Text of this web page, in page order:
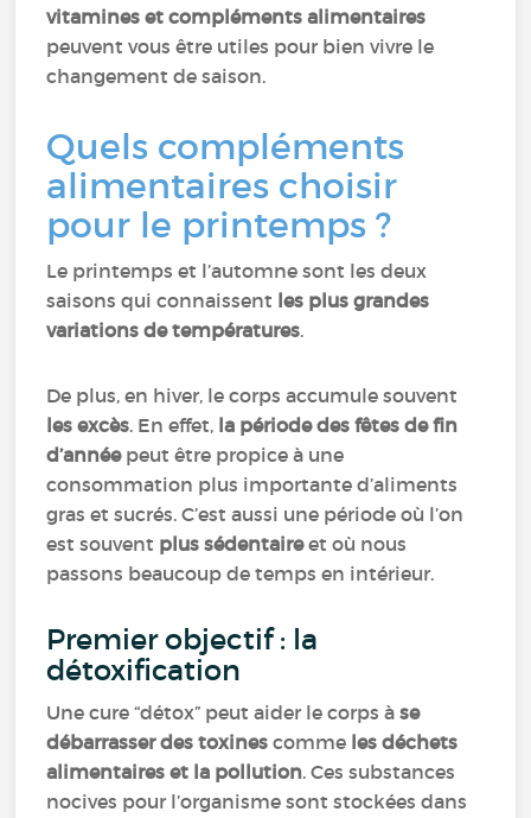
vitamines et compléments alimentaires
peuvent vous être utiles pour bien vivre le
changement de saison.
Quels compléments
alimentaires choisir
pour le printemps ?
Le printemps et l’automne sont les deux
saisons qui connaissent les plus grandes
variations de températures.
De plus, en hiver, le corps accumule souvent
les excès. En effet, la période des fêtes de fin
d’annéepeut être propice à une
consommation plus importante d’aliments
gras et sucrés. C’est aussi une période où l’on
est souvent plus sédentaireet où nous
passons beaucoup de temps en intérieur.
Premier objectif : la
détoxification
Une cure “détox” peut aider le corps àse
débarrasser des toxines comme les déchets
alimentaires et la pollution. Ces substances
nocives pour l’organisme sont stockées dans